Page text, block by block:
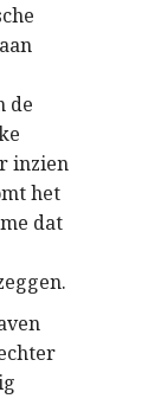
de
inzien
het
dat